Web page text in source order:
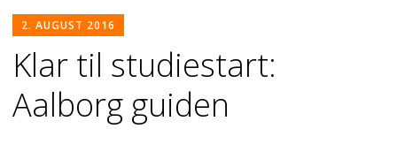
2. AUGUST 2016
Klar til studiestart:
Aalborg guiden